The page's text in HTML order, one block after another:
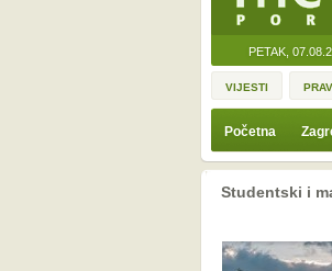
PETAK,
VIJESTI
Početna
Studentski i